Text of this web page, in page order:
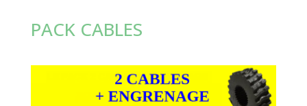
PACK CABLES